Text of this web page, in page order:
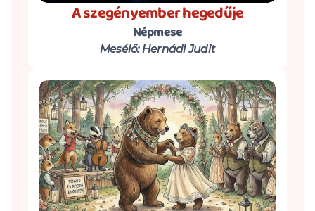
A szegényember hegedűje
Népmese
Mesélő: Hernádi Judit